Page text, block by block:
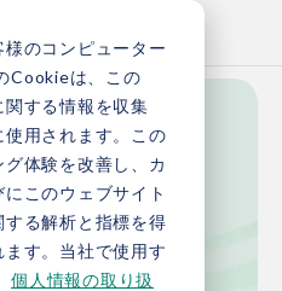
のコンピューター
Cookieは、この
する情報を収集
用されます。この
体験を改善し、カ
このウェブサイト
る解析と指標を得
す。当社で使用す
個人情報の取り扱